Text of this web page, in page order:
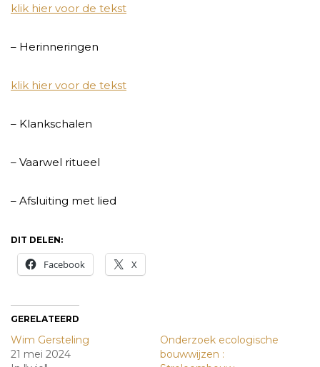
klik hier voor de tekst
– Herinneringen
klik hier voor de tekst
– Klankschalen
– Vaarwel ritueel
– Afsluiting met lied
DIT DELEN:
Facebook X
GERELATEERD
Wim Gersteling
21 mei 2024
Onderzoek ecologische
bouwwijzen :